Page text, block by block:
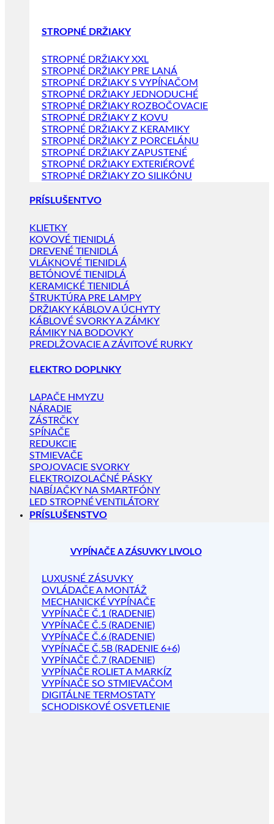
STROPNÉ DRŽIAKY
STROPNÉ DRŽIAKY XXL
STROPNÉ DRŽIAKY PRE LANÁ
STROPNÉ DRŽIAKY S VYPÍNAČOM
STROPNÉ DRŽIAKY JEDNODUCHÉ
STROPNÉ DRŽIAKY ROZBOČOVACIE
STROPNÉ DRŽIAKY Z KOVU
STROPNÉ DRŽIAKY Z KERAMIKY
STROPNÉ DRŽIAKY Z PORCELÁNU
STROPNÉ DRŽIAKY ZAPUSTENÉ
STROPNÉ DRŽIAKY EXTERIÉROVÉ
STROPNÉ DRŽIAKY ZO SILIKÓNU
PRÍSLUŠENTVO
KLIETKY
KOVOVÉ TIENIDLÁ
DREVENÉ TIENIDLÁ
VLÁKNOVÉ TIENIDLÁ
BETÓNOVÉ TIENIDLÁ
KERAMICKÉ TIENIDLÁ
ŠTRUKTÚRA PRE LAMPY
DRŽIAKY KÁBLOV A ÚCHYTY
KÁBLOVÉ SVORKY A ZÁMKY
RÁMIKY NA BODOVKY
PREDLŽOVACIE A ZÁVITOVÉ RURKY
ELEKTRO DOPLNKY
LAPAČE HMYZU
NÁRADIE
ZÁSTRČKY
SPÍNAČE
REDUKCIE
STMIEVAČE
SPOJOVACIE SVORKY
ELEKTROIZOLAČNÉ PÁSKY
NABÍJAČKY NA SMARTFÓNY
LED STROPNÉ VENTILÁTORY
PRÍSLUŠENSTVO
VYPÍNAČE A ZÁSUVKY LIVOLO
LUXUSNÉ ZÁSUVKY
OVLÁDAČE A MONTÁŽ
MECHANICKÉ VYPÍNAČE
VYPÍNAČE Č.1 (RADENIE)
VYPÍNAČE Č.5 (RADENIE)
VYPÍNAČE Č.6 (RADENIE)
VYPÍNAČE Č.5B (RADENIE 6+6)
VYPÍNAČE Č.7 (RADENIE)
VYPÍNAČE ROLIET A MARKÍZ
VYPÍNAČE SO STMIEVAČOM
DIGITÁLNE TERMOSTATY
SCHODISKOVÉ OSVETLENIE